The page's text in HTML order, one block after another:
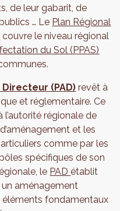
de leur gabarit, de
… Le Plan Régional
couvre le niveau régional
du Sol (PPAS)
(PAD) revêt à
et réglementaire. Ce
régionale de
et les
comme par les
spécifiques de son
le PADétablit
aménagement
éléments fondamentaux